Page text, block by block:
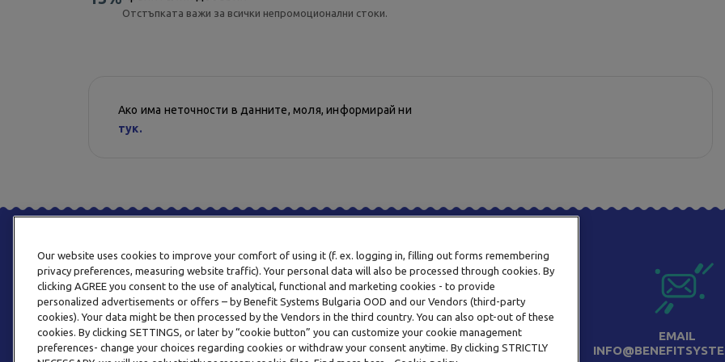
Отстъпката важи за всички непромоционални стоки.
Ако има неточности в данните, моля, информирай ни
тук.
ТЕЛЕФОН
0800 123 92
EMAIL
Our website uses cookies to improve your comfort of using it (f. ex. logging in, filling out forms remembering
privacy preferences, measuring website traffic). Your personal data will also be processed through cookies. By
clicking AGREE you consent to the use of analytical, functional and marketing cookies - to provide
personalized advertisements or offers – by Benefit Systems Bulgaria OOD and our Vendors (third-party
cookies). Your data might be then processed by the Vendors in the third country. You can also opt-out of these
cookies. By clicking SETTINGS, or later by “cookie button” you can customize your cookie management
preferences- change your choices regarding cookies or withdraw your consent anytime. By clicking STRICTLY